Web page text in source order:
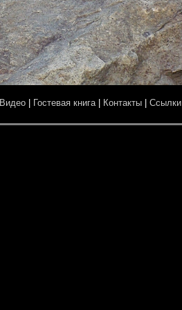
Видео Гостевая книга| Контакты Ссылки